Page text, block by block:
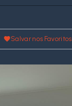
Salvar nos Favoritos